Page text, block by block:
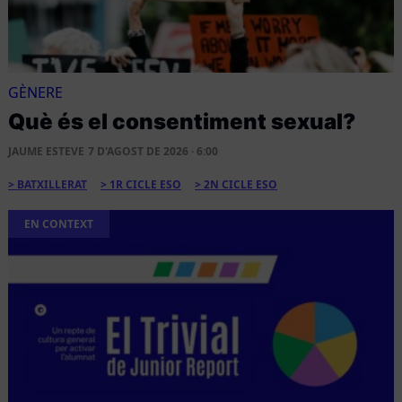
GÈNERE
Què és el consentiment sexual?
JAUME ESTEVE 7 D'AGOST DE 2026 · 6:00
BATXILLERAT 1R CICLE ESO 2N CICLE ESO
EN CONTEXT